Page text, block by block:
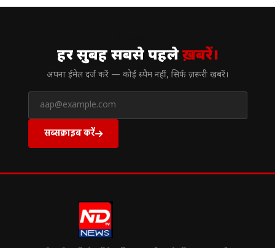
हर सुबह सबसे पहलेख़बरें।
अपना ईमेल दर्ज करें — कोई स्पैम नहीं, सिर्फ ज़रूरी खबरें।
सब्सक्राइब करें